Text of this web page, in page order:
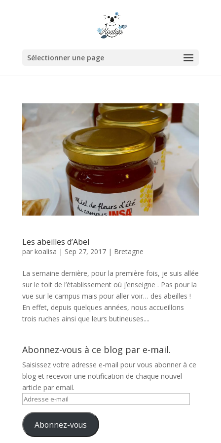
Sélectionner une page
Les abeilles d’Abel
par koalisa | Sep 27, 2017| Bretagne
La semaine dernière, pour la première fois, je suis allée
sur le toit de l’établissement où j’enseigne . Pas pour la
vue sur le campus mais pour aller voir… des abeilles !
En effet, depuis quelques années, nous accueillons
trois ruches ainsi que leurs butineuses....
Abonnez-vous à ce blog par e-mail.
Saisissez votre adresse e-mail pour vous abonner à ce
blog et recevoir une notification de chaque nouvel
article par email.
Adresse
mail Abonnez-vous